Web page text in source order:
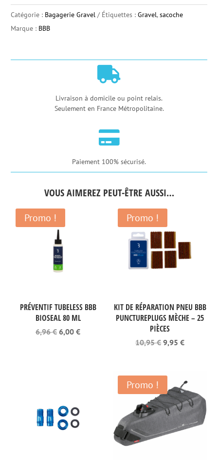
de
Guidon
Catégorie : Bagagerie Gravel Étiquettes :Gravel,sacoche
Marque : BBB

Livraison à domicile ou point relais.
Seulement en France Métropolitaine.

Paiement 100% sécurisé.
VOUS AIMEREZ PEUT-ÊTRE AUSSI…
Promo !
PRÉVENTIF TUBELESS BBB
BIOSEAL 80 ML
6,96€ Le
6,00€Le
Promo !
KIT DE RÉPARATION PNEU BBB
PUNCTUREPLUGS MÈCHE – 25
PIÈCES
10,95€Le
10,95 €.
9,95€Le
9,95 €.
Promo !